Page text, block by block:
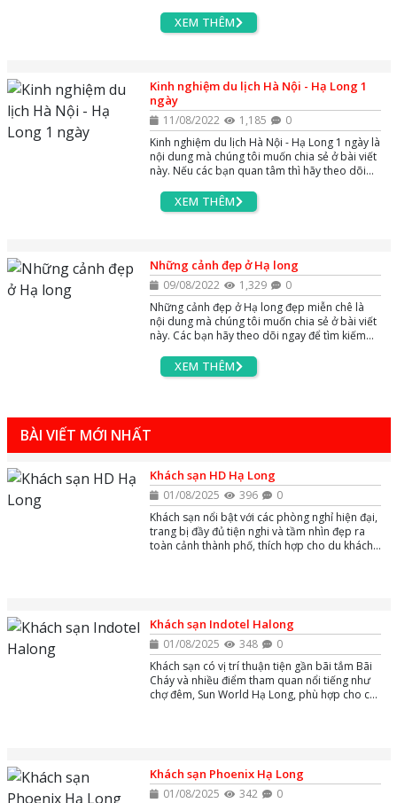
XEM THÊM
Kinh nghiệm du lịch Hà Nội - Hạ Long 1
ngày
11/08/2022 1,185
0
Kinh nghiệm du lịch Hà Nội - Hạ Long 1 ngày là
nội dung mà chúng tôi muốn chia sẻ ở bài viết
này. Nếu các bạn quan tâm thì hãy theo dõi
XEM THÊM
Những cảnh đẹp ở Hạ long
09/08/2022 1,329
0
Những cảnh đẹp ở Hạ long đẹp miễn chê là
nội dung mà chúng tôi muốn chia sẻ ở bài viết
này. Các bạn hãy theo dõi ngay để tìm kiếm
XEM THÊM
BÀI VIẾT MỚI NHẤT
Khách sạn HD Hạ Long
01/08/2025 396
0
Khách sạn nổi bật với các phòng nghỉ hiện đại,
trang bị đầy đủ tiện nghi và tầm nhìn đẹp ra
toàn cảnh thành phố, thích hợp cho du khách
Khách sạn Indotel Halong
01/08/2025 348
0
Khách sạn có vị trí thuận tiện gần bãi tắm Bãi
Cháy và nhiều điểm tham quan nổi tiếng như
chợ đêm, Sun World Hạ Long, phù hợp cho cả
Khách sạn Phoenix Hạ Long
01/08/2025 342
0